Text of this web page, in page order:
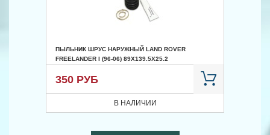
ПЫЛЬНИК ШРУС НАРУЖНЫЙ LAND ROVER
FREELANDER I (96-06) 89X139.5X25.2
350 РУБ
В НАЛИЧИИ